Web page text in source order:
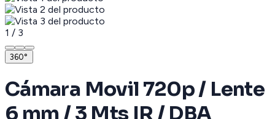
1 / 3
360°
Cámara Movil 720p / Lente
6 mm / 3 Mts IR / DBA